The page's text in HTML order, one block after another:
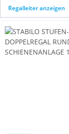
Regalleiter anzeigen